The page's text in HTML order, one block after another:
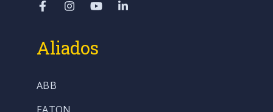
Aliados
ABB